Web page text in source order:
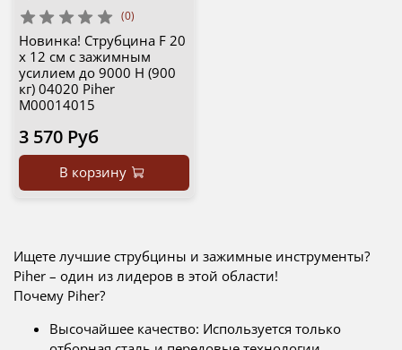
(0)
Новинка! Струбцина F 20
х 12 см с зажимным
усилием до 9000 Н (900
кг) 04020 Piher
М00014015
3 570 Руб
В корзину
Ищете лучшие струбцины и зажимные инструменты?
Piher – один из лидеров в этой области!
Почему Piher?
Высочайшее качество: Используется только